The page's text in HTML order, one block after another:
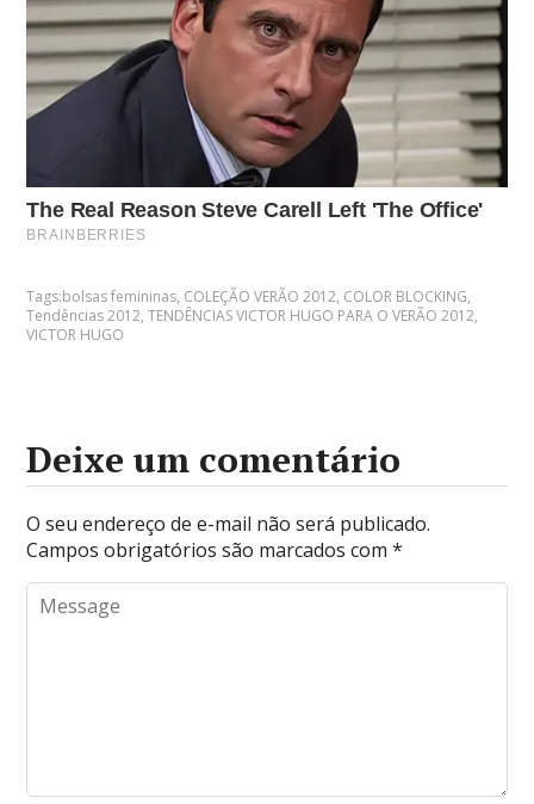
Tags:bolsas femininas, COLEÇÃO VERÃO 2012, COLOR BLOCKING,
Tendências 2012,TENDÊNCIAS VICTOR HUGO PARA O VERÃO 2012,
VICTOR HUGO
Deixe um comentário
O seu endereço de e-mail não será publicado.
Campos obrigatórios são marcados com*